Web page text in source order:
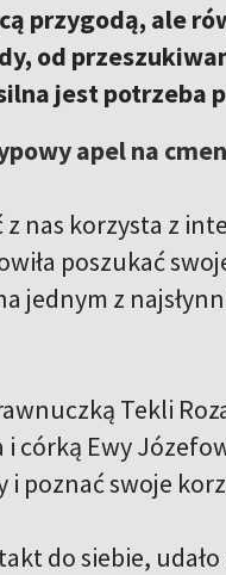
przygodą, ale
od
jest potrzeba
apel na
nas korzysta z
poszukać
jednym z
Tekli
Ewy
poznać swoje
do siebie,